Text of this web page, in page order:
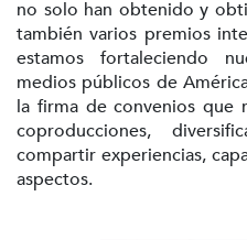
no solo han obtenido y
también varios premios
estamos fortaleciendo
medios públicos de
la firma de convenios que
coproducciones,
compartir experiencias,
aspectos.